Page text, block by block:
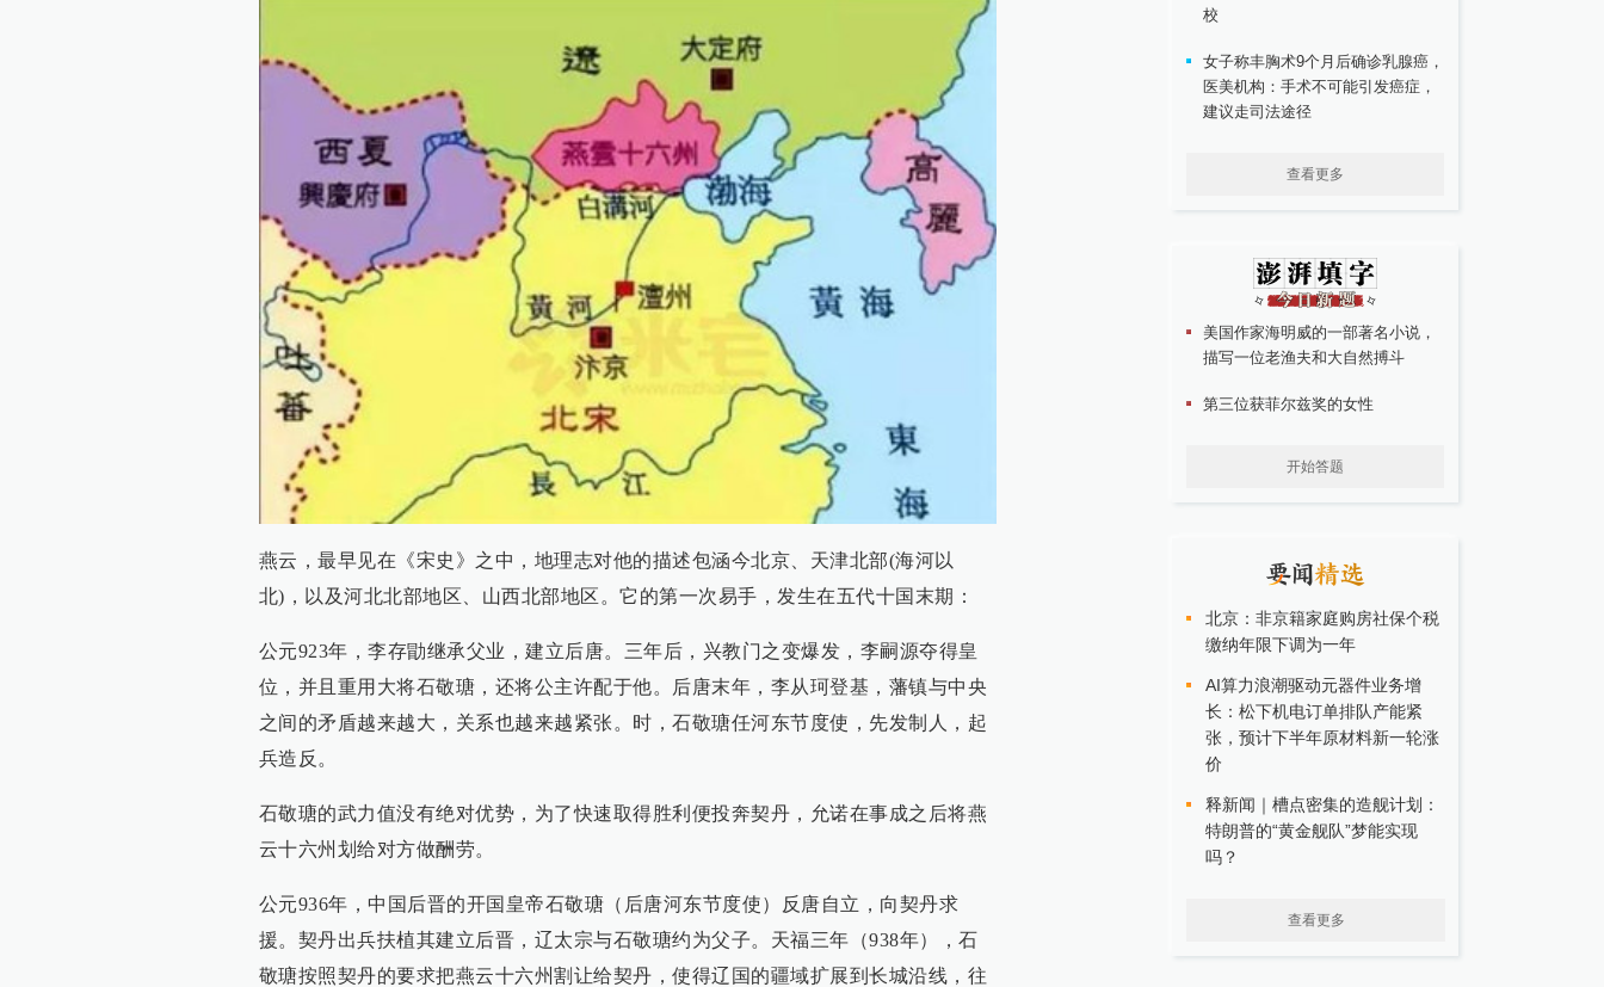
燕云，最早见在《宋史》之中，地理志对他的描述包涵今北京、天津北部(海河以
北)，以及河北北部地区、山西北部地区。它的第一次易手，发生在五代十国末期：
公元923年，李存勖继承父业，建立后唐。三年后，兴教门之变爆发，李嗣源夺得皇
位，并且重用大将石敬瑭，还将公主许配于他。后唐末年，李从珂登基，藩镇与中央
之间的矛盾越来越大，关系也越来越紧张。时，石敬瑭任河东节度使，先发制人，起
兵造反。
石敬瑭的武力值没有绝对优势，为了快速取得胜利便投奔契丹，允诺在事成之后将燕
云十六州划给对方做酬劳。
公元936年，中国后晋的开国皇帝石敬瑭（后唐河东节度使）反唐自立，向契丹求
援。契丹出兵扶植其建立后晋，辽太宗与石敬瑭约为父子。天福三年（938年），石
敬瑭按照契丹的要求把燕云十六州割让给契丹，使得辽国的疆域扩展到长城沿线，往
校
女子称丰胸术9个月后确诊乳腺癌，
医美机构：手术不可能引发癌症，
建议走司法途径
查看更多
美国作家海明威的一部著名小说，
描写一位老渔夫和大自然搏斗
第三位获菲尔兹奖的女性
开始答题
北京：非京籍家庭购房社保个税
缴纳年限下调为一年
AI算力浪潮驱动元器件业务增
长：松下机电订单排队产能紧
张，预计下半年原材料新一轮涨
价
释新闻｜槽点密集的造舰计划：
特朗普的“黄金舰队”梦能实现
吗？
查看更多